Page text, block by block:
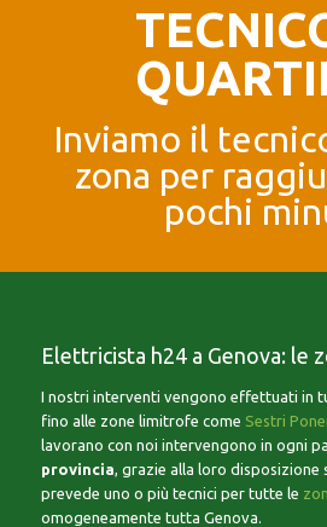
Inviamo il
zona per
pochi
Elettricista h24 a Genova: le
I nostri interventi vengono effettuati in
fino alle zone limitrofe come Sestri
lavorano con noi intervengono in ogni
provincia, grazie alla loro disposizione
prevede uno o più tecnici per tutte le
omogeneamente tutta Genova.